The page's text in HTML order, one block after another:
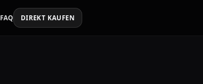
FAQ DIREKT KAUFEN